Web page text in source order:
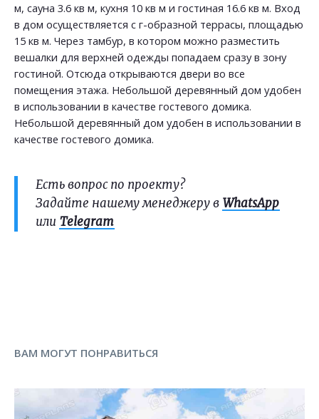
м, сауна 3.6 кв м, кухня 10 кв м и гостиная 16.6 кв м. Вход
в дом осуществляется с г-образной террасы, площадью
15 кв м. Через тамбур, в котором можно разместить
вешалки для верхней одежды попадаем сразу в зону
гостиной. Отсюда открываются двери во все
помещения этажа. Небольшой деревянный дом удобен
в использовании в качестве гостевого домика.
Небольшой деревянный дом удобен в использовании в
качестве гостевого домика.
Есть вопрос по проекту?
Задайте нашему менеджеру в WhatsApp
или Telegram
ВАМ МОГУТ ПОНРАВИТЬСЯ